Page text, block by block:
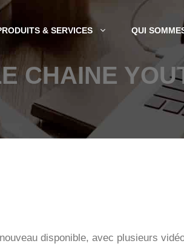
& SERVICES QUI
CHAINE
disponible, avec plusieurs